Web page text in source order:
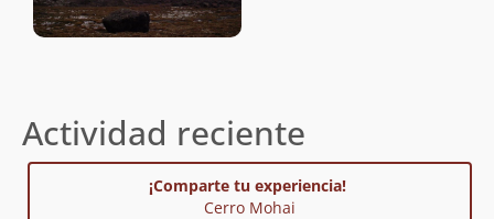
Actividad reciente
¡Comparte tu experiencia!
Cerro Mohai